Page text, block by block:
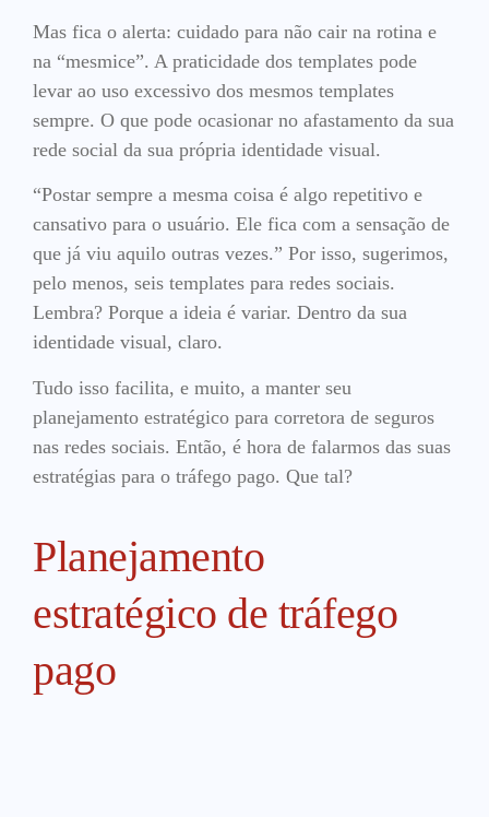
Mas fica o alerta: cuidado para não cair na rotina e
na “mesmice”. A praticidade dos templates pode
levar ao uso excessivo dos mesmos templates
sempre. O que pode ocasionar no afastamento da sua
rede social da sua própria identidade visual.
“Postar sempre a mesma coisa é algo repetitivo e
cansativo para o usuário. Ele fica com a sensação de
que já viu aquilo outras vezes.” Por isso, sugerimos,
pelo menos, seis templates para redes sociais.
Lembra? Porque a ideia é variar. Dentro da sua
identidade visual, claro.
Tudo isso facilita, e muito, a manter seu
planejamento estratégico para corretora de seguros
nas redes sociais. Então, é hora de falarmos das suas
estratégias para o tráfego pago. Que tal?
Planejamento
estratégico de tráfego
pago